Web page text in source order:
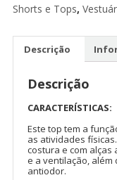
SL
-
Preto
Shorts e Tops,
Descrição
Descrição
CARACTERÍSTICAS:
Este top tem a
as atividades
costura e com alças
e a ventilação,
antiodor.